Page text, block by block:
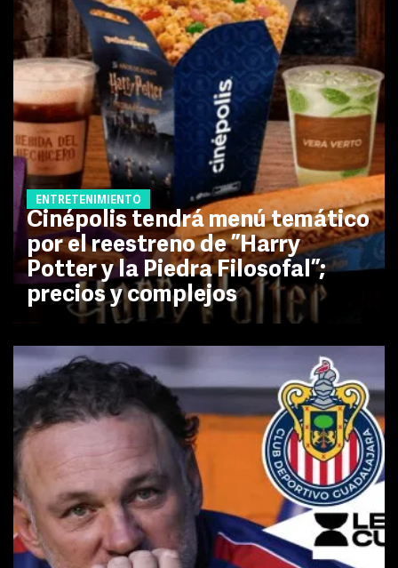
ENTRETENIMIENTO
Cinépolis tendrá menú temático
por el reestreno de ”Harry
Potter y la Piedra Filosofal”;
precios y complejos